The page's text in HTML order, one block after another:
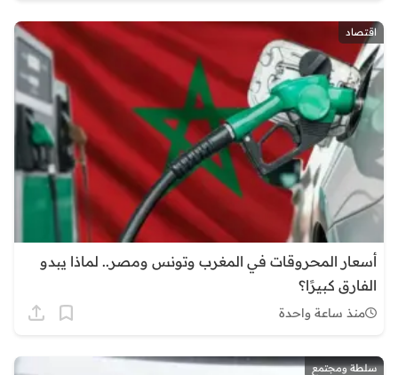
اقتصاد
أسعار المحروقات في المغرب وتونس ومصر.. لماذا يبدو
الفارق كبيرًا؟
منذ ساعة واحدة
سلطة ومجتمع